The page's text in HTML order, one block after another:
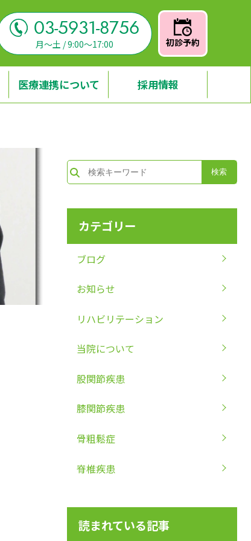
03-5931-8756
月～土 / 9:00～17:00 初診予約
医療連携について 採用情報
カテゴリー
ブログ
お知らせ
リハビリテーション
当院について
股関節疾患
膝関節疾患
骨粗鬆症
脊椎疾患
読まれている記事